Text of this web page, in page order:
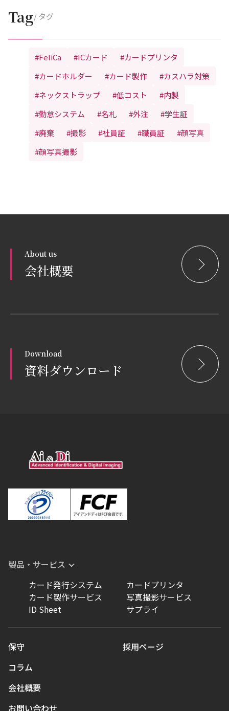
Tag/ タグ
#FeliCa #ICカード
#カードプリンタ
#カードホルダー
#カード製作
#カスハラ対策
#ネックストラップ
#低コスト
#内製
#勤怠システム
#名札 #外注
#学生証
#廃棄
#撮影 #社員証 #職員証
#顔写真
#顔写真撮影
About us
会社概要
Download
資料ダウンロード
製品・サービス
カード発行システム
カードプリンタ
カード製作サービス
写真撮影サービス
ID Sheet
サプライ
保守
コラム
会社概要
お問い合わせ
採用ページ